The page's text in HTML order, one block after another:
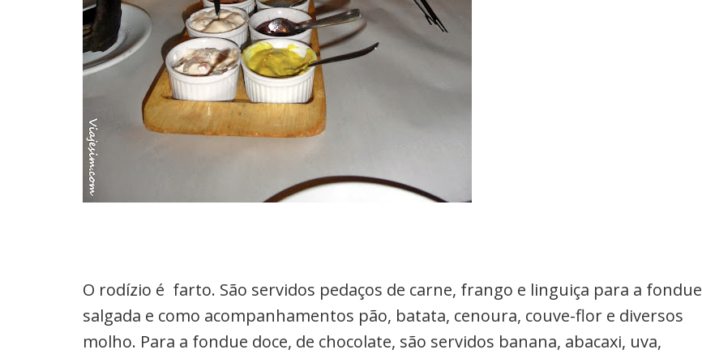
O rodízio é farto. São servidos pedaços de carne, frango e linguiça para a fondue
salgada e como acompanhamentos pão, batata, cenoura, couve-flor e diversos
molho. Para a fondue doce, de chocolate, são servidos banana, abacaxi, uva,